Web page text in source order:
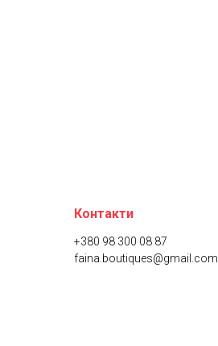
Контакти
+380 98 300 08 87
faina.boutiques@gmail.com